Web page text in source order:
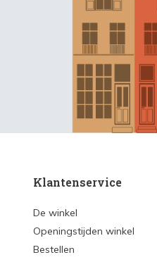
Klantenservice
De winkel
Openingstijden winkel
Bestellen